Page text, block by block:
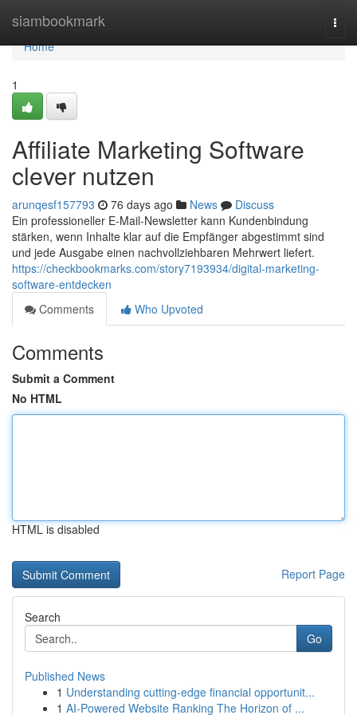
siambookmark
Home
Home
1
Affiliate Marketing Software
clever nutzen
arunqesf157793 76 days ago News
Discuss
Ein professioneller E-Mail-Newsletter kann Kundenbindung
stärken, wenn Inhalte klar auf die Empfänger abgestimmt sind
und jede Ausgabe einen nachvollziehbaren Mehrwert liefert.
https://checkbookmarks.com/story7193934/digital-marketing-
software-entdecken
Comments
Who Upvoted
Comments
Submit a Comment
No HTML
HTML is disabled
Report Page
Search
Go
Published News
1 Understanding cutting-edge financial opportunit...
1 AI-Powered Website Ranking The Horizon of ...